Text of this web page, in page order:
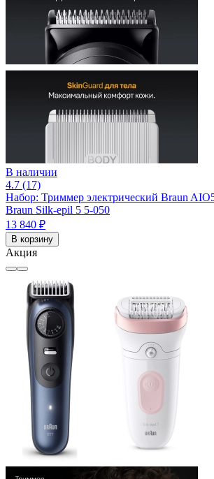
В наличии
4.7 (17)
Набор: Триммер электрический Braun
Braun Silk-epil 5 5-050
13 840 ₽
В корзину
Акция